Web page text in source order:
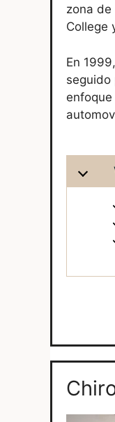
zona de
College
En
seguido